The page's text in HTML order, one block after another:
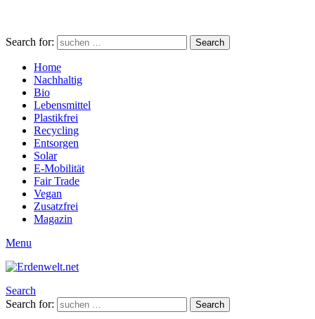
Search for: Search
Home
Nachhaltig
Bio
Lebensmittel
Plastikfrei
Recycling
Entsorgen
Solar
E-Mobilität
Fair Trade
Vegan
Zusatzfrei
Magazin
Menu
Search
Search for:
Search